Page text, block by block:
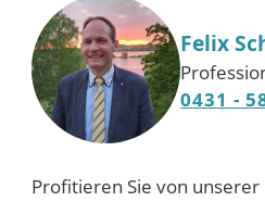
Felix
0431 -
Profitieren Sie von